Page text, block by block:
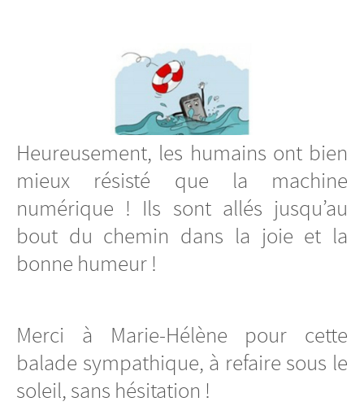
Heureusement, les humains ont bien
mieux résisté que la machine
numérique ! Ils sont allés jusqu’au
bout du chemin dans la joie et la
bonne humeur !
Merci à Marie-Hélène pour cette
balade sympathique, à refaire sous le
soleil, sans hésitation !